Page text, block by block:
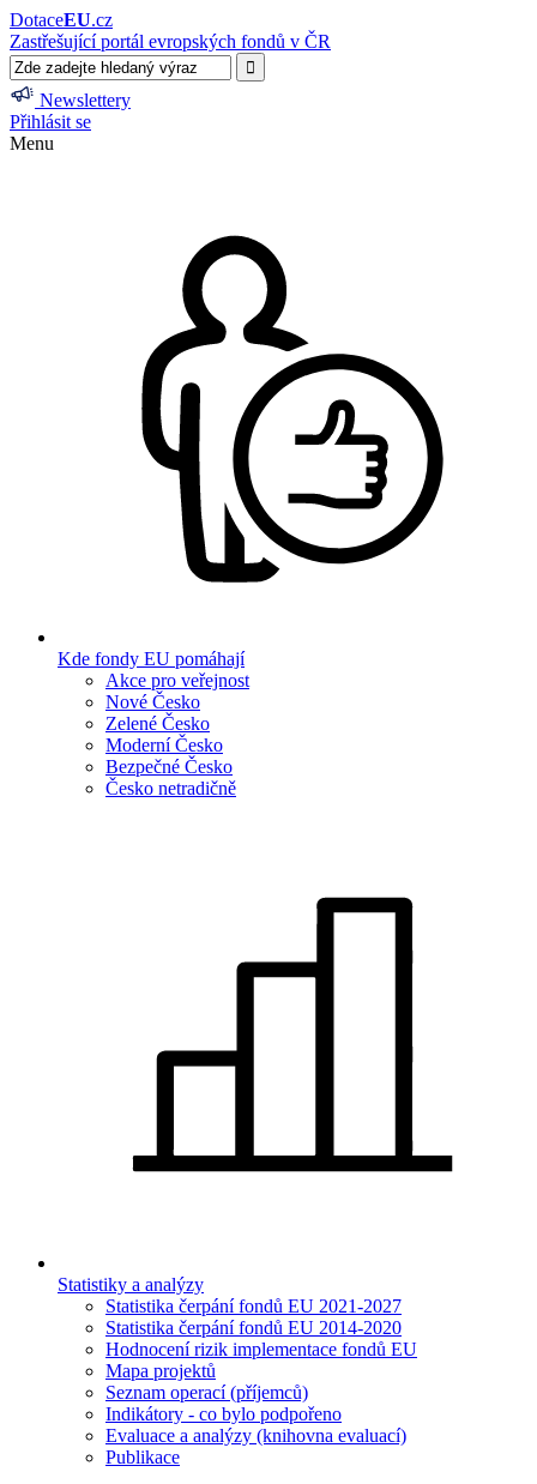
DotaceEU.cz
Zastřešující portál evropských fondů v ČR
Newslettery
Přihlásit se
Menu
Kde fondy EU pomáhají
Akce pro veřejnost
Nové Česko
Zelené Česko
Moderní Česko
Bezpečné Česko
Česko netradičně
Statistiky a analýzy
Statistika čerpání fondů EU 2021-2027
Statistika čerpání fondů EU 2014-2020
Hodnocení rizik implementace fondů EU
Mapa projektů
Seznam operací (příjemců)
Indikátory - co bylo podpořeno
Evaluace a analýzy (knihovna evaluací)
Publikace